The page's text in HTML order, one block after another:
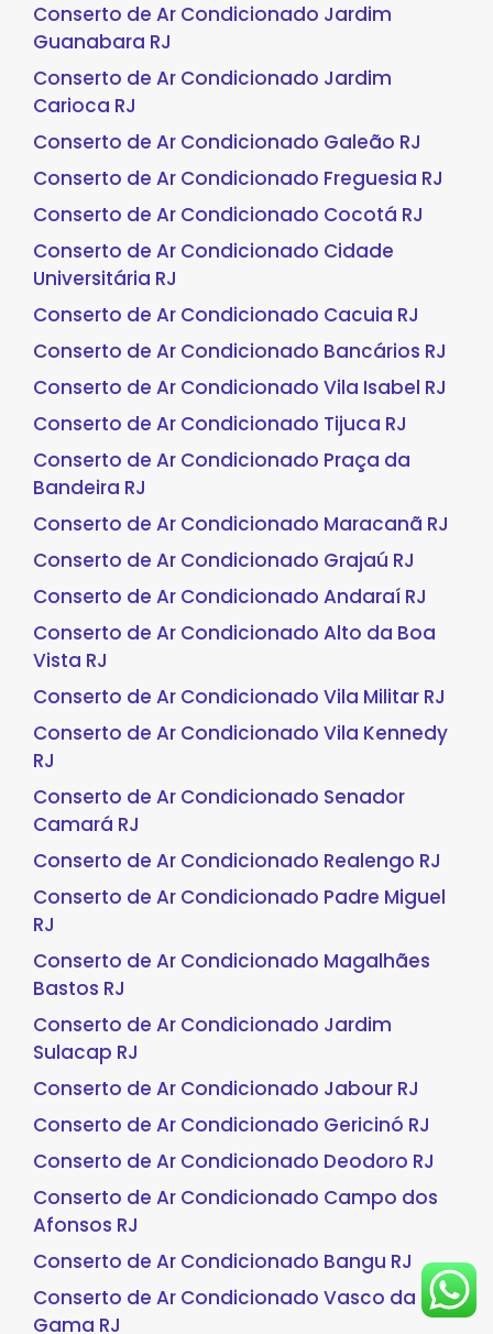
Conserto de Ar Condicionado Jardim
Guanabara RJ
Conserto de Ar Condicionado Jardim
Carioca RJ
Conserto de Ar Condicionado Galeão RJ
Conserto de Ar Condicionado Freguesia RJ
Conserto de Ar Condicionado Cocotá RJ
Conserto de Ar Condicionado Cidade
Universitária RJ
Conserto de Ar Condicionado Cacuia RJ
Conserto de Ar Condicionado Bancários RJ
Conserto de Ar Condicionado Vila Isabel RJ
Conserto de Ar Condicionado Tijuca RJ
Conserto de Ar Condicionado Praça da
Bandeira RJ
Conserto de Ar Condicionado Maracanã RJ
Conserto de Ar Condicionado Grajaú RJ
Conserto de Ar Condicionado Andaraí RJ
Conserto de Ar Condicionado Alto da Boa
Vista RJ
Conserto de Ar Condicionado Vila Militar RJ
Conserto de Ar Condicionado Vila Kennedy
RJ
Conserto de Ar Condicionado Senador
Camará RJ
Conserto de Ar Condicionado Realengo RJ
Conserto de Ar Condicionado Padre Miguel
RJ
Conserto de Ar Condicionado Magalhães
Bastos RJ
Conserto de Ar Condicionado Jardim
Sulacap RJ
Conserto de Ar Condicionado Jabour RJ
Conserto de Ar Condicionado Gericinó RJ
Conserto de Ar Condicionado Deodoro RJ
Conserto de Ar Condicionado Campo dos
Afonsos RJ
Conserto de Ar Condicionado Bangu RJ
Conserto de Ar Condicionado Vasco da
Gama RJ